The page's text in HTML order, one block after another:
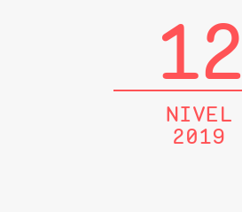
12
NIVEL
2019